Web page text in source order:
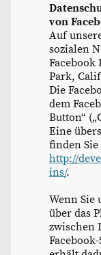
von
Auf
sozialen
Facebook
Park,
Die
dem
Button“
Eine
finden
http://
ins/.
Wenn Sie
über das
zwischen